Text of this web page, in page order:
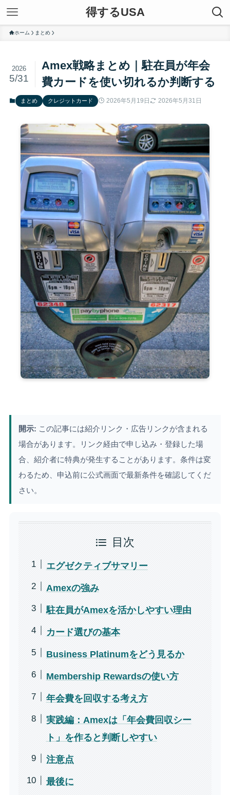
得するUSA
ホーム まとめ
Amex戦略まとめ｜駐在員が年会
費カードを使い切れるか判断する
2026
5/31
まとめ クレジットカード 2026年5月19日 2026年5月31日
開示: この記事には紹介リンク・広告リンクが含まれる
場合があります。リンク経由で申し込み・登録した場
合、紹介者に特典が発生することがあります。条件は変
わるため、申込前に公式画面で最新条件を確認してくだ
さい。
目次
エグゼクティブサマリー
Amexの強み
駐在員がAmexを活かしやすい理由
カード選びの基本
Business Platinumをどう見るか
Membership Rewardsの使い方
年会費を回収する考え方
実践編：Amexは「年会費回収シー
ト」を作ると判断しやすい
注意点
最後に